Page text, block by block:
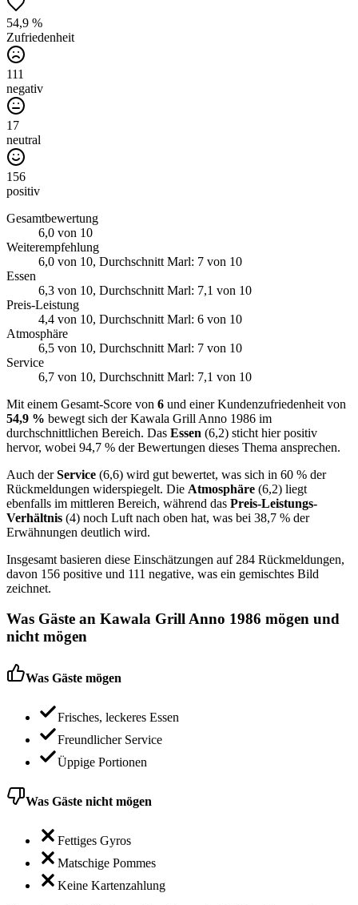
54,9 %
Zufriedenheit
111
negativ
17
neutral
156
positiv
Gesamtbewertung
6,0 von 10
Weiterempfehlung
6,0 von 10, Durchschnitt Marl: 7 von 10
Essen
6,3 von 10, Durchschnitt Marl: 7,1 von 10
Preis-Leistung
4,4 von 10, Durchschnitt Marl: 6 von 10
Atmosphäre
6,5 von 10, Durchschnitt Marl: 7 von 10
Service
6,7 von 10, Durchschnitt Marl: 7,1 von 10
Mit einem Gesamt-Score von 6 und einer Kundenzufriedenheit von
54,9 % bewegt sich der Kawala Grill Anno 1986 im
durchschnittlichen Bereich. Das Essen (6,2) sticht hier positiv
hervor, wobei 94,7 % der Bewertungen dieses Thema ansprechen.
Auch derService (6,6) wird gut bewertet, was sich in 60 % der
Rückmeldungen widerspiegelt. Die Atmosphäre (6,2) liegt
ebenfalls im mittleren Bereich, während das Preis-Leistungs-
Verhältnis (4) noch Luft nach oben hat, was bei 38,7 % der
Erwähnungen deutlich wird.
Insgesamt basieren diese Einschätzungen auf 284 Rückmeldungen,
davon 156 positive und 111 negative, was ein gemischtes Bild
zeichnet.
Was Gäste an Kawala Grill Anno 1986 mögen und
nicht mögen
Was Gäste mögen
Frisches, leckeres Essen
Freundlicher Service
Üppige Portionen
Was Gäste nicht mögen
Fettiges Gyros
Matschige Pommes
Keine Kartenzahlung